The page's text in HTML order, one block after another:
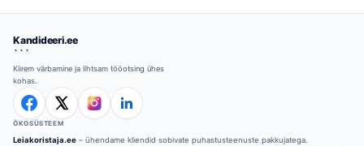
Kandideeri.ee
```
Kiirem värbamine ja lihtsam tööotsing ühes
kohas.
ÖKOSÜSTEEM
Leiakoristaja.ee – ühendame kliendid sobivate puhastusteenuste pakkujatega.